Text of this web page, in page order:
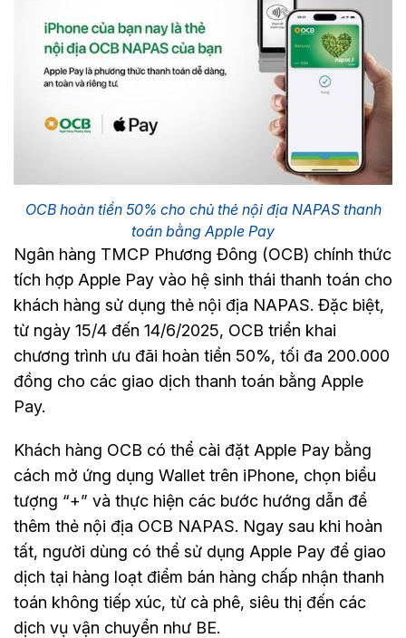
OCB hoàn tiền 50% cho chủ thẻ nội địa NAPAS thanh
toán bằng Apple Pay
Ngân hàng TMCP Phương Đông (OCB) chính thức
tích hợp Apple Pay vào hệ sinh thái thanh toán cho
khách hàng sử dụng thẻ nội địa NAPAS. Đặc biệt,
từ ngày 15/4 đến 14/6/2025, OCB triển khai
chương trình ưu đãi hoàn tiền 50%, tối đa 200.000
đồng cho các giao dịch thanh toán bằng Apple
Pay.
Khách hàng OCB có thể cài đặt Apple Pay bằng
cách mở ứng dụng Wallet trên iPhone, chọn biểu
tượng “+” và thực hiện các bước hướng dẫn để
thêm thẻ nội địa OCB NAPAS. Ngay sau khi hoàn
tất, người dùng có thể sử dụng Apple Pay để giao
dịch tại hàng loạt điểm bán hàng chấp nhận thanh
toán không tiếp xúc, từ cà phê, siêu thị đến các
dịch vụ vận chuyển như BE.